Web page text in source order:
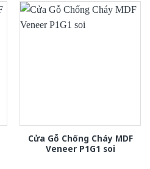
Cửa Gỗ Chống Cháy MDF
Veneer P1G1 soi